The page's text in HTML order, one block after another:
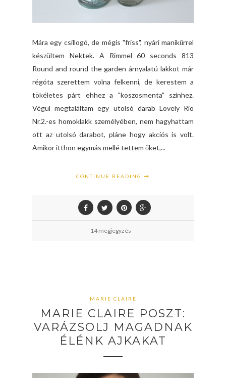
Mára egy csillogó, de mégis "friss", nyári manikűrrel
készültem Nektek. A Rimmel 60 seconds 813
Round and round the garden árnyalatú lakkot már
régóta szerettem volna felkenni, de kerestem a
tökéletes párt ehhez a "koszosmenta" színhez.
Végül megtaláltam egy utolsó darab Lovely Rio
Nr.2.-es homoklakk személyében, nem hagyhattam
ott az utolsó darabot, pláne hogy akciós is volt.
Amikor itthon egymás mellé tettem őket,...
CONTINUE READING
14 megjegyzés
MARIE CLAIRE
MARIE CLAIRE POSZT:
VARÁZSOLJ MAGADNAK
ÉLÉNK AJKAKAT